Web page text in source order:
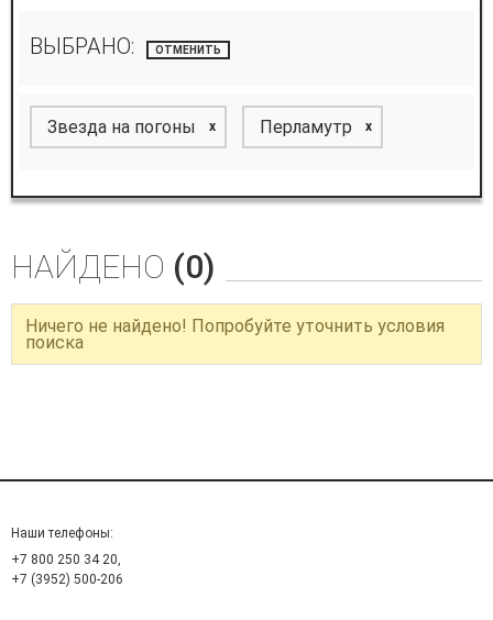
ВЫБРАНО: ОТМЕНИТЬ
Звезда на погоны x Перламутр x
НАЙДЕНО (0)
Ничего не найдено! Попробуйте уточнить условия
поиска
Наши телефоны:
+7 800 250 34 20,
+7 (3952) 500-206